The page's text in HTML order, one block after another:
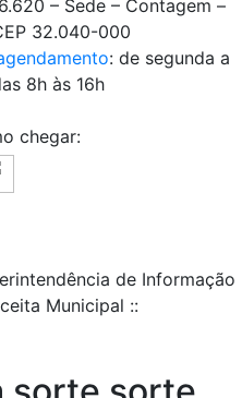
– Sede – Contagem –
32.040-000
: de segunda a
8h às 16h
chegar:
de Informação
Municipal ::